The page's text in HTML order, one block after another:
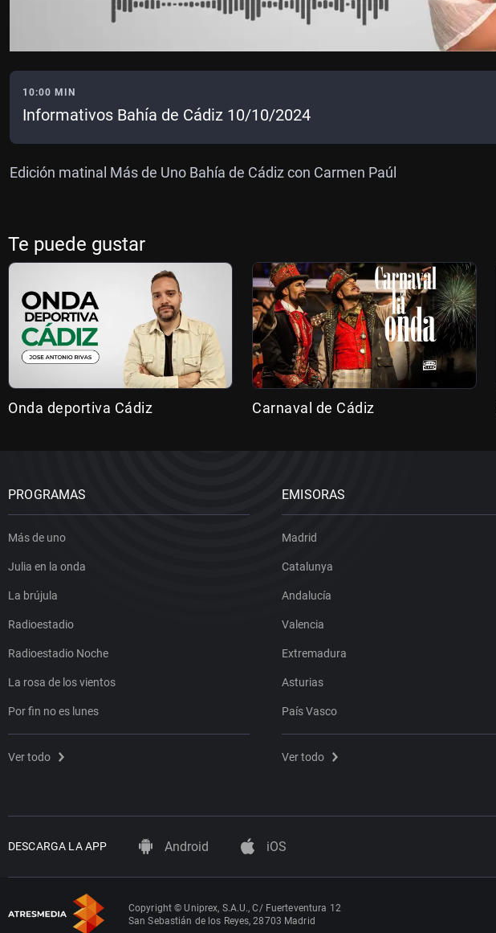
10:00 MIN
Informativos Bahía de Cádiz 10/10/2024
Edición matinal Más de Uno Bahía de Cádiz con Carmen Paúl
Te puede gustar
Onda deportiva Cádiz Carnaval de Cádiz
PROGRAMAS
Más de uno
Julia en la onda
La brújula
Radioestadio
Radioestadio Noche
La rosa de los vientos
Por fin no es lunes
Ver todo
EMISORAS
Madrid
Catalunya
Andalucía
Valencia
Extremadura
Asturias
País Vasco
Ver todo
DESCARGA LA APP Android iOS
Copyright © Uniprex, S.A.U., C/ Fuerteventura 12
San Sebastián de los Reyes, 28703 Madrid